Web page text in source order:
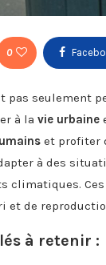
0
pas seulement
à la vie urbaine
et profiter
à des
climatiques.
et de
à retenir :